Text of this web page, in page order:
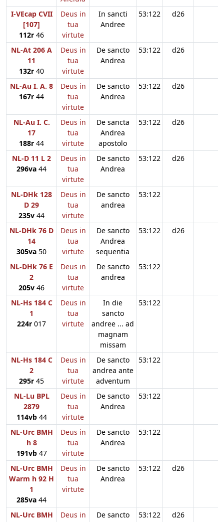
I-VEcap CVII
[107]
112r 46
Deus in
tua
virtute
In sancti
Andree
53:122 d26
NL-At 206 A
11
132r 40
Deus in
tua
virtute
De sancto
Andrea
53:122 d26
NL-Au I. A. 8
167r 44
Deus in
tua
virtute
De sancto
Andrea
53:122 d26
NL-Au I. C.
17
188r 44
Deus in
tua
virtute
De sancta
Andrea
apostolo
53:122 d26
NL-D 11 L 2
296va 44
Deus in
tua
virtute
De sancto
Andrea
53:122 d26
NL-DHk 128
D 29
235v 44
Deus in
tua
virtute
De sancto
andrea
53:122
NL-DHk 76 D
14
305va 50
Deus in
tua
virtute
De sancto
Andrea
sequentia
53:122 d26
NL-DHk 76 E
2
205v 46
Deus in
tua
virtute
De sancto
andrea
53:122
NL-Hs 184 C
1
224r 017
Deus in
tua
virtute
In die
sancto
andree ... ad
magnam
missam
53:122
NL-Hs 184 C
2
295r 45
Deus in
tua
virtute
De sancto
andrea ante
adventum
53:122
NL-Lu BPL
2879
114vb44
Deus in
tua
virtute
De sancto
Andrea
53:122
NL-Urc BMH
h 8
191vb47
Deus in
tua
virtute
De sancto
Andrea
53:122
NL-Urc BMH
Warm h 92 H
1
285va 44
Deus in
tua
virtute
De sancto
Andrea
53:122 d26
NL-Urc BMH
Deus in
De sancto
53:122 d26